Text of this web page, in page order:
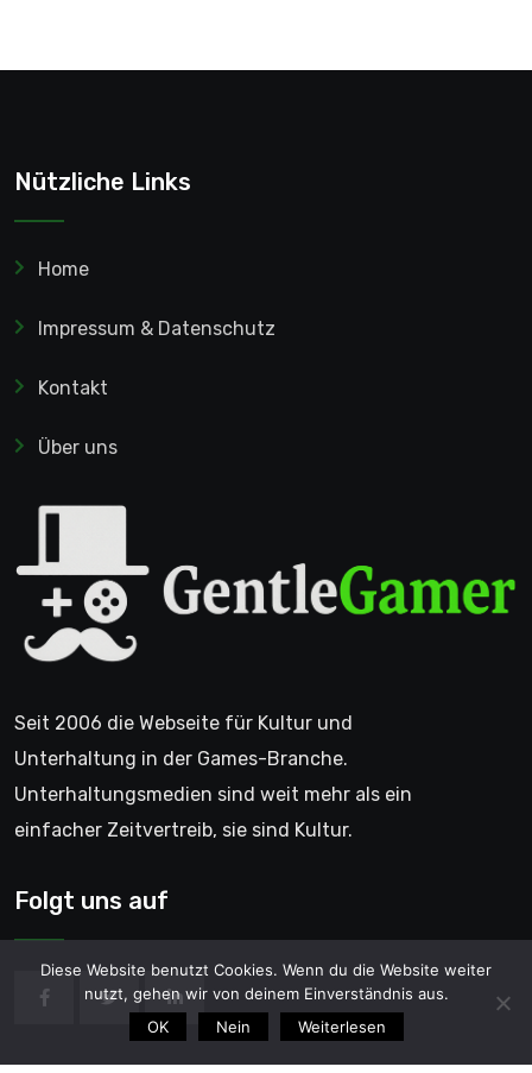
Nützliche Links
Home
Impressum & Datenschutz
Kontakt
Über uns
Seit 2006 die Webseite für Kultur und
Unterhaltung in der Games-Branche.
Unterhaltungsmedien sind weit mehr als ein
einfacher Zeitvertreib, sie sind Kultur.
Folgt uns auf
Diese Website benutzt Cookies. Wenn du die Website weiter
nutzt, gehen wir von deinem Einverständnis aus.
OK
Nein Weiterlesen